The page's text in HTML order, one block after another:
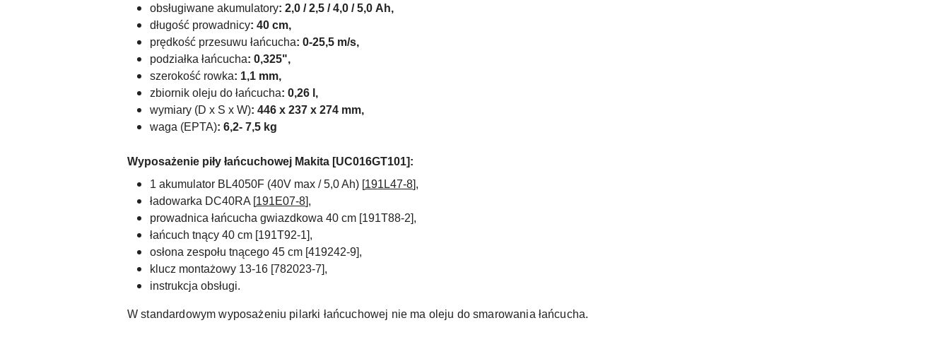
obsługiwane akumulatory: 2,0 / 2,5 / 4,0 / 5,0 Ah,
długość prowadnicy: 40 cm,
prędkość przesuwu łańcucha: 0-25,5 m/s,
podziałka łańcucha: 0,325",
szerokość rowka: 1,1 mm,
zbiornik oleju do łańcucha: 0,26 l,
wymiary (D x S x W): 446 x 237 x 274 mm,
waga (EPTA): 6,2- 7,5 kg
Wyposażenie piły łańcuchowej Makita [UC016GT101]:
1 akumulator BL4050F (40V max / 5,0 Ah) [191L47-8],
ładowarka DC40RA [191E07-8],
prowadnica łańcucha gwiazdkowa 40 cm [191T88-2],
łańcuch tnący 40 cm [191T92-1],
osłona zespołu tnącego 45 cm [419242-9],
klucz montażowy 13-16 [782023-7],
instrukcja obsługi.
W standardowym wyposażeniu pilarki łańcuchowej nie ma oleju do smarowania łańcucha.